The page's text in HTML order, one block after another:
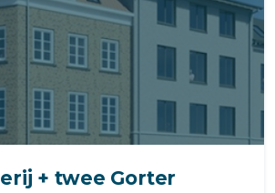
+ twee Gorter